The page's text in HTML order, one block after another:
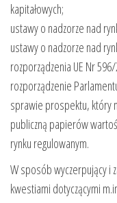
kapitałowych;
ustawy o nadzorze nad
ustawy o nadzorze nad
rozporządzenia UE Nr
rozporządzenie
sprawie prospektu, który
publiczną papierów
rynku regulowanym.
W sposób wyczerpujący i
kwestiami dotyczącymi